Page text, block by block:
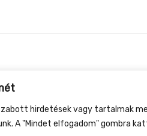
hirdetések vagy tartalmak
A "Mindet elfogadom" gombra
Gyüttment